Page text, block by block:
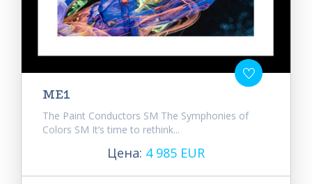
ME1
The Paint Conductors SM The Symphonies of
Colors SM It’s time to rethink...
Цена: 4 985 EUR